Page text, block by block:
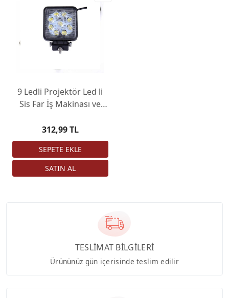
9 Ledli Projektör Led li
Sis Far İş Makinası ve
Gündüz Farı Çalışma
Lambası
312,99 TL
TESLİMAT BİLGİLERİ
Ürününüz gün içerisinde teslim edilir